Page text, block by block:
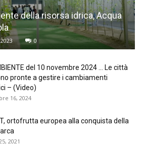
della risorsa idrica, Acqua
0
del 10 novembre 2024 … Le città
pronte a gestire i cambiamenti
– (Video)
16, 2024
ortofrutta europea alla conquista della
2021